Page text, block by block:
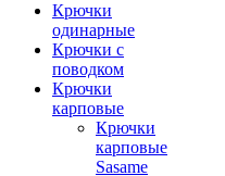
Крючки
одинарные
Крючки с
поводком
Крючки
карповые
Крючки
карповые
Sasame